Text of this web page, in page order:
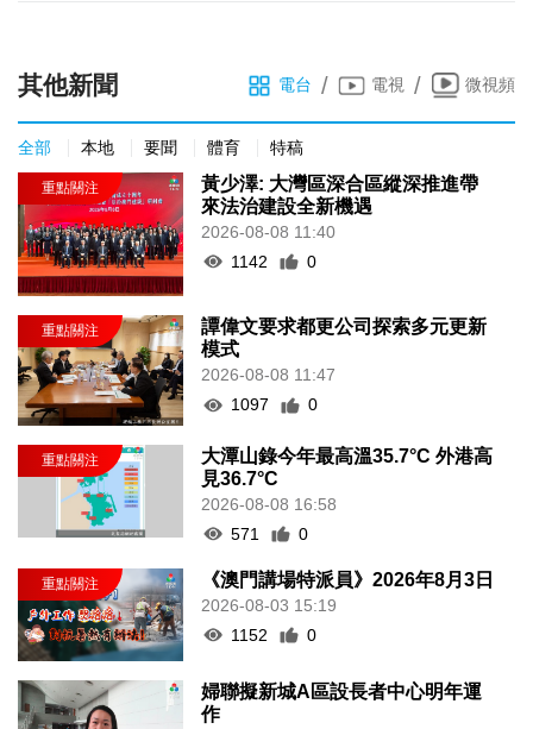
其他新聞 電台 / 電視 / 微視頻
全部 本地 要聞 體育 特稿
黃少澤: 大灣區深合區縱深推進帶
來法治建設全新機遇
2026-08-08 11:40
1142
0
譚偉文要求都更公司探索多元更新
模式
2026-08-08 11:47
1097
0
大潭山錄今年最高溫35.7°C 外港高
見36.7°C
2026-08-08 16:58
571
0
《澳門講場特派員》2026年8月3日
2026-08-03 15:19
1152
0
婦聯擬新城A區設長者中心明年運
作